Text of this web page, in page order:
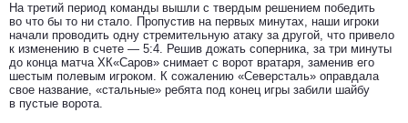
На третий период команды вышли с твердым решением победить
во что бы то ни стало. Пропустив на первых минутах, наши игроки
начали проводить одну стремительную атаку за другой, что привело
к изменению в счете — 5:4. Решив дожать соперника, за три минуты
до конца матча ХК«Саров» снимает с ворот вратаря, заменив его
шестым полевым игроком. К сожалению «Северсталь» оправдала
свое название, «стальные» ребята под конец игры забили шайбу
в пустые ворота.